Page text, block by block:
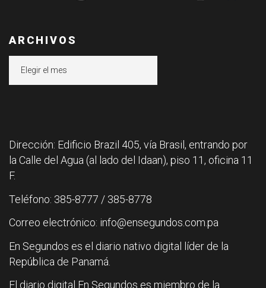
ARCHIVOS
Dirección: Edificio Brazil 405, vía Brasil, entrando por
la Calle del Agua (al lado del Idaan), piso 11, oficina 11
F.
Teléfono: 385-8777 / 385-8778
Correo electrónico: info@ensegundos.com.pa
En Segundos es el diario nativo digital líder de la
República de Panamá.
El diario digital En Segundos es miembro de la